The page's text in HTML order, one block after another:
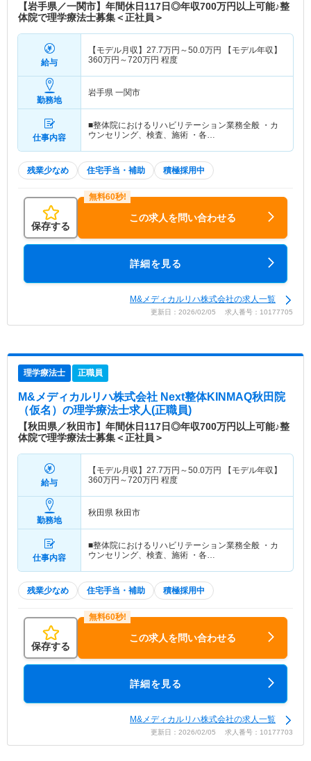
【岩手県／一関市】年間休日117日◎年収700万円以上可能♪整
体院で理学療法士募集＜正社員＞
給与
【モデル月収】 27.7万円～50.0万円
【モデル年収】
360万円～720万円 程度
勤務地
岩手県 一関市
仕事内容
■整体院におけるリハビリテーション業務全般 ・カ
ウンセリング、検査、施術 ・各…
残業少なめ 住宅手当・補助 積極採用中
保存する
この求人を問い合わせる
詳細を見る
M&メディカルリハ株式会社の求人一覧
更新日：2026/02/05 求人番号：10177705
理学療法士 正職員
M&メディカルリハ株式会社 Next整体KINMAQ秋田院
（仮名） の理学療法士求人(正職員)
【秋田県／秋田市】年間休日117日◎年収700万円以上可能♪整
体院で理学療法士募集＜正社員＞
給与
【モデル月収】 27.7万円～50.0万円
【モデル年収】
360万円～720万円 程度
勤務地
秋田県 秋田市
仕事内容
■整体院におけるリハビリテーション業務全般 ・カ
ウンセリング、検査、施術 ・各…
残業少なめ 住宅手当・補助 積極採用中
保存する
この求人を問い合わせる
詳細を見る
M&メディカルリハ株式会社の求人一覧
更新日：2026/02/05 求人番号：10177703